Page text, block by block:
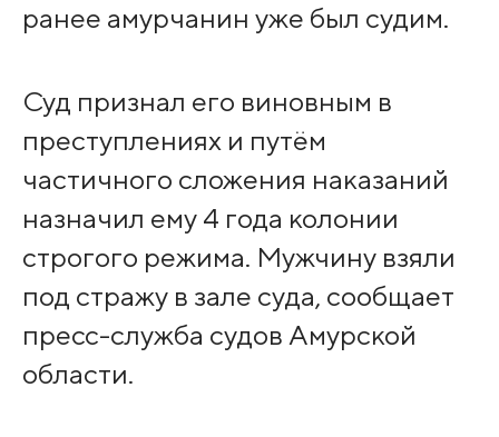
ранее амурчанин уже был судим.
Суд признал его виновным в
преступлениях и путём
частичного сложения наказаний
назначил ему 4 года колонии
строгого режима. Мужчину взяли
под стражу в зале суда, сообщает
пресс-служба судов Амурской
области.